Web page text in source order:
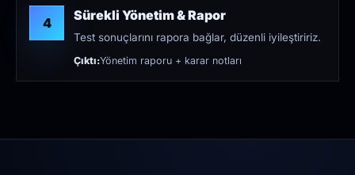
4 Sürekli Yönetim & Rapor
Test sonuçlarını rapora bağlar, düzenli iyileştiririz.
Çıktı:Yönetim raporu + karar notları